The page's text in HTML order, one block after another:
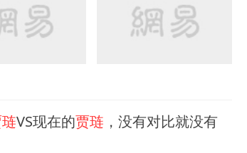
VS现在的贾琏 ，没有对比就没有